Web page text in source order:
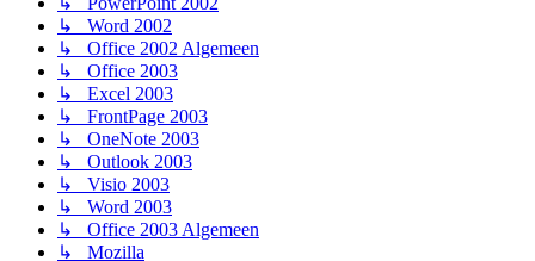
↳ Word 2002
↳ Office 2002 Algemeen
↳ Office 2003
↳ Excel 2003
↳ FrontPage 2003
↳ OneNote 2003
↳ Outlook 2003
↳ Visio 2003
↳ Word 2003
↳ Office 2003 Algemeen
↳ Mozilla